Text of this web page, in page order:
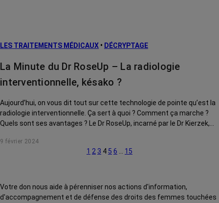
LES TRAITEMENTS MÉDICAUX • DÉCRYPTAGE
La Minute du Dr RoseUp – La radiologie
interventionnelle, késako ?
Aujourd’hui, on vous dit tout sur cette technologie de pointe qu’est la
radiologie interventionnelle. Ça sert à quoi ? Comment ça marche ?
Quels sont ses avantages ? Le Dr RoseUp, incarné par le Dr Kierzek,
9 février 2024
1 2 3 4 5 6 15
Votre don nous aide à pérenniser nos actions d'information,
d'accompagnement et de défense des droits des femmes touchées